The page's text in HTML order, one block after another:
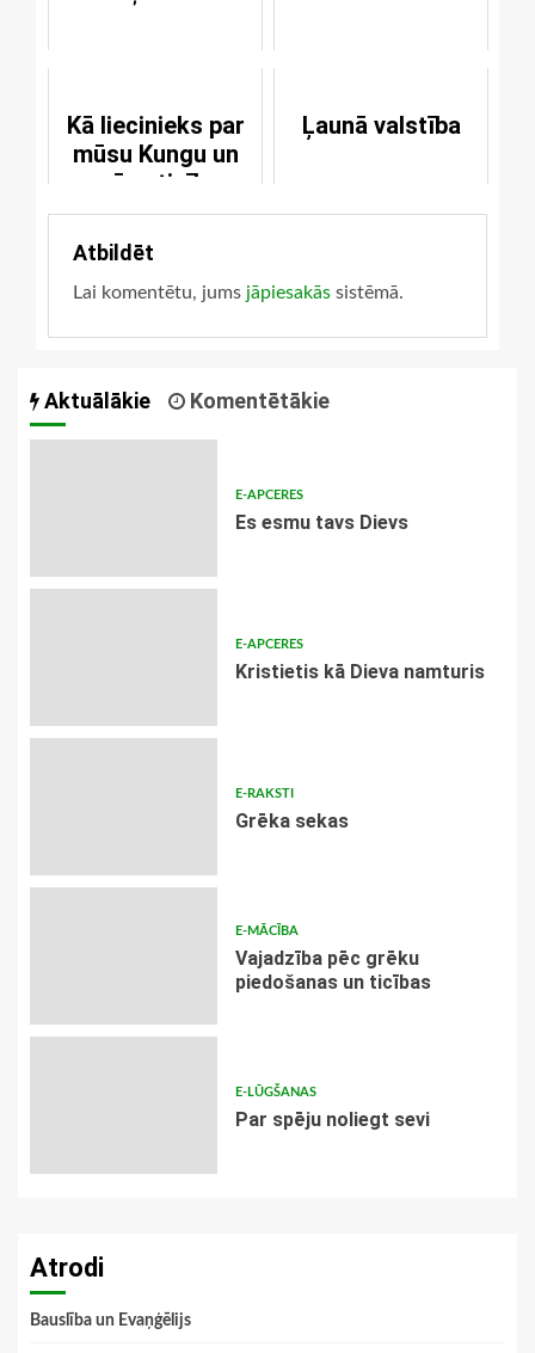
Kā liecinieks par
mūsu Kungu un
mūsu ticību
Ļaunā valstība
Atbildēt
Lai komentētu, jums jāpiesakās sistēmā.
Aktuālākie Komentētākie
E-APCERES
Es esmu tavs Dievs
E-APCERES
Kristietis kā Dieva namturis
E-RAKSTI
Grēka sekas
E-MĀCĪBA
Vajadzība pēc grēku
piedošanas un ticības
E-LŪGŠANAS
Par spēju noliegt sevi
Atrodi
Bauslība un Evaņģēlijs